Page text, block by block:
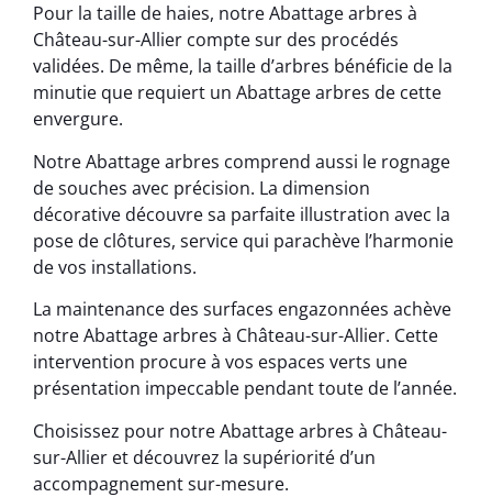
Pour la taille de haies, notre Abattage arbres à
Château-sur-Allier compte sur des procédés
validées. De même, la taille d’arbres bénéficie de la
minutie que requiert un Abattage arbres de cette
envergure.
Notre Abattage arbres comprend aussi le rognage
de souches avec précision. La dimension
décorative découvre sa parfaite illustration avec la
pose de clôtures, service qui parachève l’harmonie
de vos installations.
La maintenance des surfaces engazonnées achève
notre Abattage arbres à Château-sur-Allier. Cette
intervention procure à vos espaces verts une
présentation impeccable pendant toute de l’année.
Choisissez pour notre Abattage arbres à Château-
sur-Allier et découvrez la supériorité d’un
accompagnement sur-mesure.